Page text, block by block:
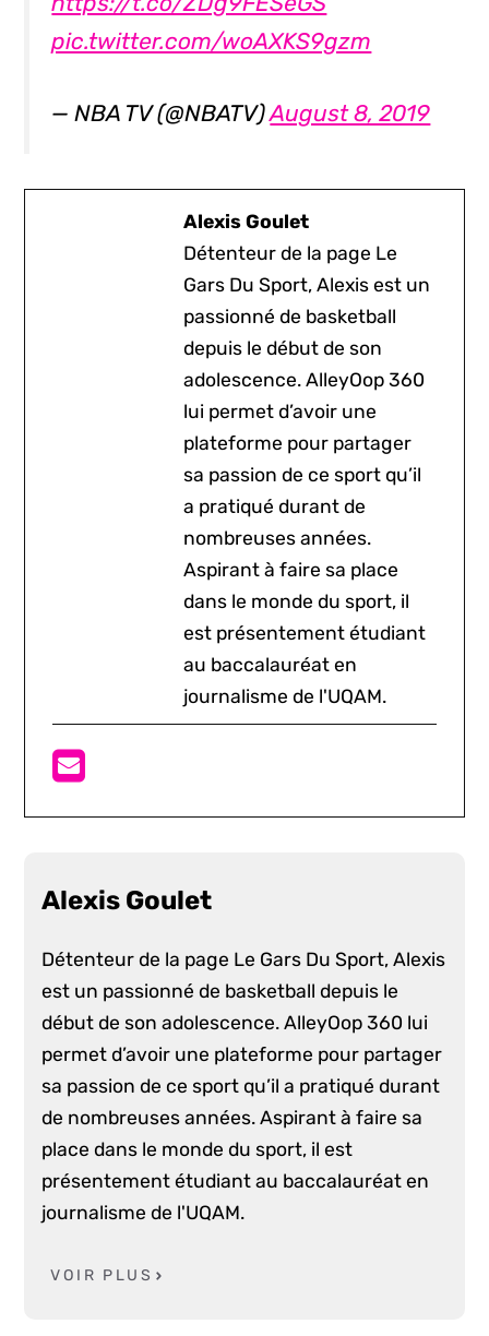
pic.twitter.com/woAXKS9gzm
— NBA TV (@NBATV)August 8, 2019
Alexis Goulet
Détenteur de la page Le
Gars Du Sport, Alexis est un
passionné de basketball
depuis le début de son
adolescence. AlleyOop 360
lui permet d’avoir une
plateforme pour partager
sa passion de ce sport qu’il
a pratiqué durant de
nombreuses années.
Aspirant à faire sa place
dans le monde du sport, il
est présentement étudiant
au baccalauréat en
journalisme de l'UQAM.
Alexis Goulet
Détenteur de la page Le Gars Du Sport, Alexis
est un passionné de basketball depuis le
début de son adolescence. AlleyOop 360 lui
permet d’avoir une plateforme pour partager
sa passion de ce sport qu’il a pratiqué durant
de nombreuses années. Aspirant à faire sa
place dans le monde du sport, il est
présentement étudiant au baccalauréat en
journalisme de l'UQAM.
VOIR PLUS